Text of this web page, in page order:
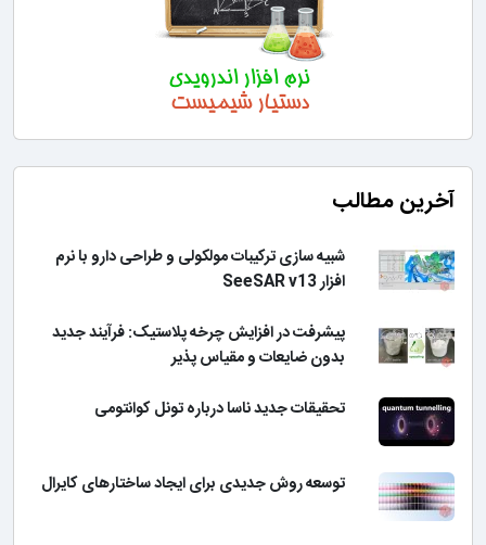
آخرین مطالب
شبیه سازی ترکیبات مولکولی و طراحی دارو با نرم
افزار SeeSAR v13
پیشرفت در افزایش چرخه پلاستیک: فرآیند جدید
بدون ضایعات و مقیاس پذیر
تحقیقات جدید ناسا درباره تونل کوانتومی
توسعه روش جدیدی برای ایجاد ساختارهای کایرال